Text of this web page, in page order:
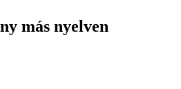
más nyelven